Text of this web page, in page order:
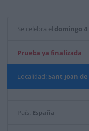
Se celebra el domingo 4
Prueba ya finalizada
Localidad: Sant Joan
País: España